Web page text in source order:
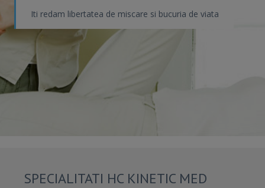
Iti redam libertatea de miscare si bucuria de viata
SPECIALITATI HC KINETIC MED